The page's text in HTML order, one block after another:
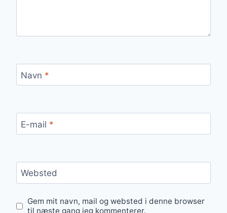
Navn *
E-mail *
Websted
Gem mit navn, mail og websted i denne browser
til næste gang jeg kommenterer.